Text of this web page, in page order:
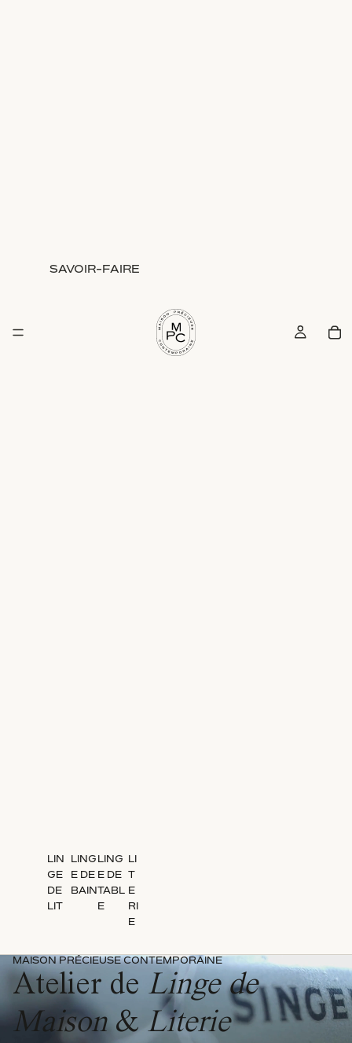
SAVOIR-FAIRE
LIN
GE
DE
LIT
LING
E DE
BAIN
LING
E DE
TABL
E
LI
T
E
RI
E
MAISON PRÉCIEUSE CONTEMPORAINE
Atelier de Linge de
Maison& Literie